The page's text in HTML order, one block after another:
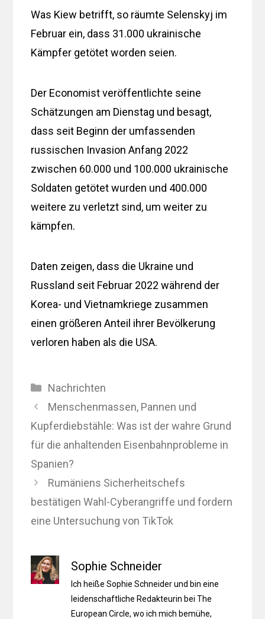
Was Kiew betrifft, so räumte Selenskyj im
Februar ein, dass 31.000 ukrainische
Kämpfer getötet worden seien.
Der Economist veröffentlichte seine
Schätzungen am Dienstag und besagt,
dass seit Beginn der umfassenden
russischen Invasion Anfang 2022
zwischen 60.000 und 100.000 ukrainische
Soldaten getötet wurden und 400.000
weitere zu verletzt sind, um weiter zu
kämpfen.
Daten zeigen, dass die Ukraine und
Russland seit Februar 2022 während der
Korea- und Vietnamkriege zusammen
einen größeren Anteil ihrer Bevölkerung
verloren haben als die USA.
Kategorien
Nachrichten
Menschenmassen, Pannen und
Kupferdiebstähle: Was ist der wahre Grund
für die anhaltenden Eisenbahnprobleme in
Spanien?
Rumäniens Sicherheitschefs
bestätigen Wahl-Cyberangriffe und fordern
eine Untersuchung von TikTok
Sophie Schneider
Ich heiße Sophie Schneider und bin eine
leidenschaftliche Redakteurin bei The
European Circle, wo ich mich bemühe,